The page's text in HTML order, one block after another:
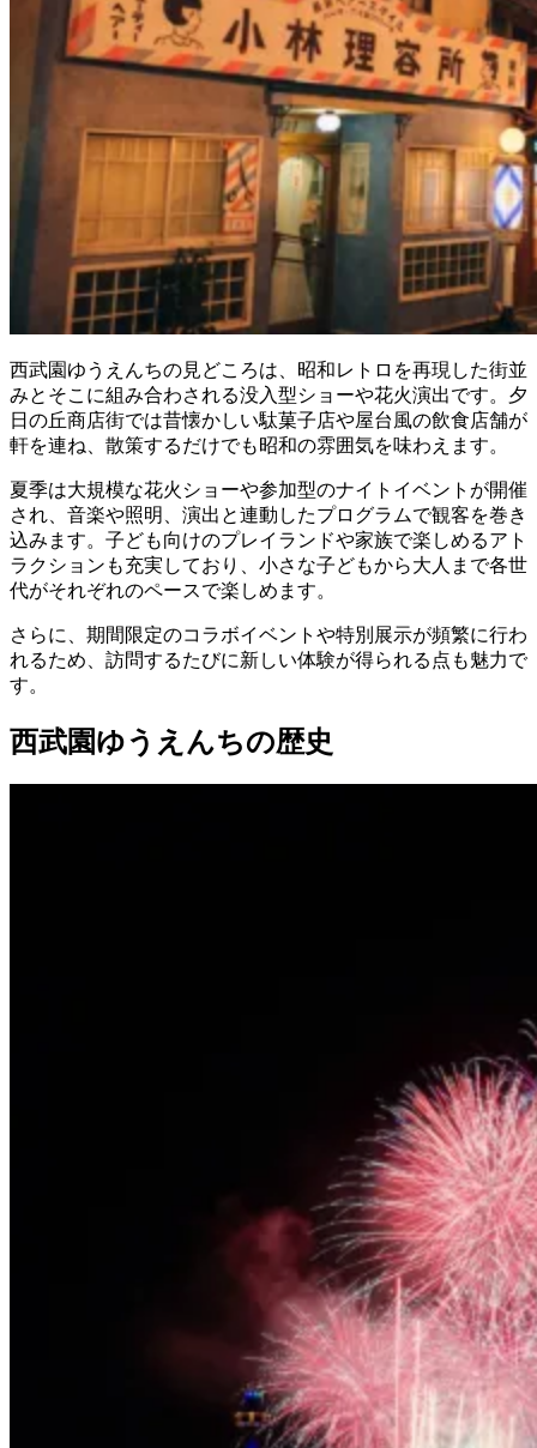
西武園ゆうえんちの見どころは、昭和レトロを再現した街並
みとそこに組み合わされる没入型ショーや花火演出です。夕
日の丘商店街では昔懐かしい駄菓子店や屋台風の飲食店舗が
軒を連ね、散策するだけでも昭和の雰囲気を味わえます。
夏季は大規模な花火ショーや参加型のナイトイベントが開催
され、音楽や照明、演出と連動したプログラムで観客を巻き
込みます。子ども向けのプレイランドや家族で楽しめるアト
ラクションも充実しており、小さな子どもから大人まで各世
代がそれぞれのペースで楽しめます。
さらに、期間限定のコラボイベントや特別展示が頻繁に行わ
れるため、訪問するたびに新しい体験が得られる点も魅力で
す。
西武園ゆうえんちの歴史